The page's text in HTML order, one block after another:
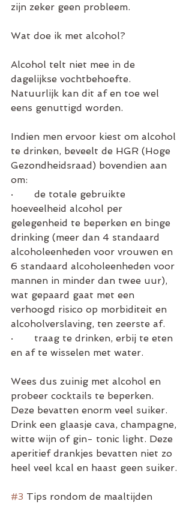
zijn zeker geen probleem.
Wat doe ik met alcohol?
Alcohol telt niet mee in de
dagelijkse vochtbehoefte.
Natuurlijk kan dit af en toe wel
eens genuttigd worden.
Indien men ervoor kiest om alcohol
te drinken, beveelt de HGR (Hoge
Gezondheidsraad) bovendien aan
om:
·       de totale gebruikte
hoeveelheid alcohol per
gelegenheid te beperken en binge
drinking (meer dan 4 standaard
alcoholeenheden voor vrouwen en
6 standaard alcoholeenheden voor
mannen in minder dan twee uur),
wat gepaard gaat met een
verhoogd risico op morbiditeit en
alcoholverslaving, ten zeerste af.
·       traag te drinken, erbij te eten
en af te wisselen met water.
Wees dus zuinig met alcohol en
probeer cocktails te beperken.
Deze bevatten enorm veel suiker.
Drink een glaasje cava, champagne,
witte wijn of gin- tonic light. Deze
aperitief drankjes bevatten niet zo
heel veel kcal en haast geen suiker.
#3 Tips rondom de maaltijden